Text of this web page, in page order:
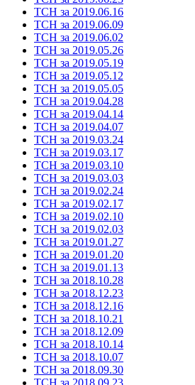
ТСН за 2019.06.16
ТСН за 2019.06.09
ТСН за 2019.06.02
ТСН за 2019.05.26
ТСН за 2019.05.19
ТСН за 2019.05.12
ТСН за 2019.05.05
ТСН за 2019.04.28
ТСН за 2019.04.14
ТСН за 2019.04.07
ТСН за 2019.03.24
ТСН за 2019.03.17
ТСН за 2019.03.10
ТСН за 2019.03.03
ТСН за 2019.02.24
ТСН за 2019.02.17
ТСН за 2019.02.10
ТСН за 2019.02.03
ТСН за 2019.01.27
ТСН за 2019.01.20
ТСН за 2019.01.13
ТСН за 2018.10.28
ТСН за 2018.12.23
ТСН за 2018.12.16
ТСН за 2018.10.21
ТСН за 2018.12.09
ТСН за 2018.10.14
ТСН за 2018.10.07
ТСН за 2018.09.30
ТСН за 2018.09.23